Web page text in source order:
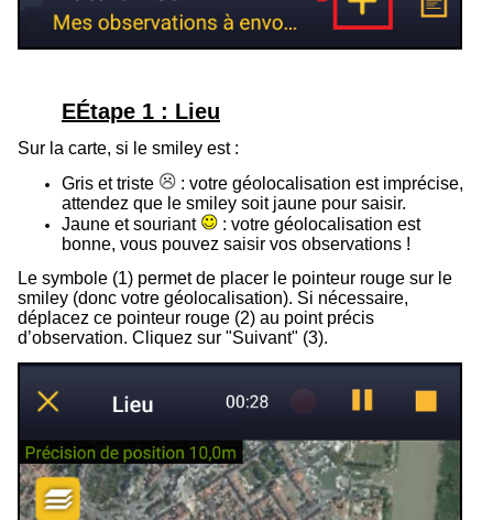
EÉtape 1 : Lieu
Sur la carte, si le smiley est :
Gris et triste
: votre géolocalisation est imprécise,
attendez que le smiley soit jaune pour saisir.
Jaune et souriant
: votre géolocalisation est
bonne, vous pouvez saisir vos observations !
Le symbole (1) permet de placer le pointeur rouge sur le
smiley (donc votre géolocalisation). Si nécessaire,
déplacez ce pointeur rouge (2) au point précis
d’observation. Cliquez sur "Suivant" (3).